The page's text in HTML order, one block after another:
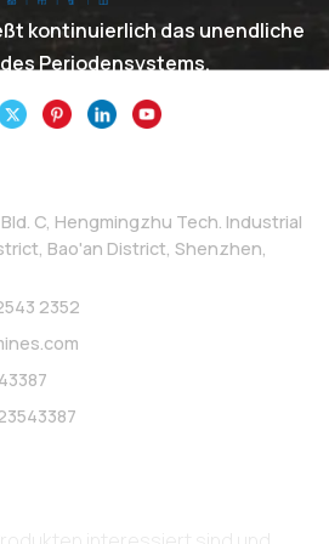
kontinuierlich das unendliche
Periodensystems.
C, Hengmingzhu Tech. Industrial
Bao'an District, Shenzhen,
2352